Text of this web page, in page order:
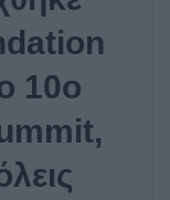
10ο